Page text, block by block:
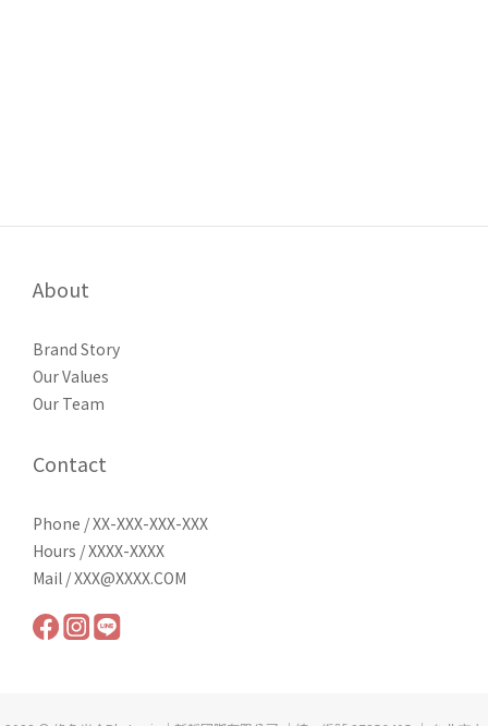
About
Brand Story
Our Values
Our Team
Contact
Phone / XX-XXX-XXX-XXX
Hours / XXXX-XXXX
Mail / XXX@XXXX.COM